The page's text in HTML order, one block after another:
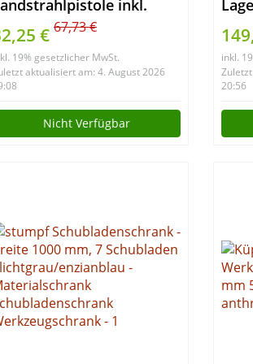
inkl.
| 3-tlg.
€ 67,73 €
19% gesetzlicher MwSt.
aktualisiert am: 4. August 2026
Nicht Verfügbar
und
inkl.
20:56